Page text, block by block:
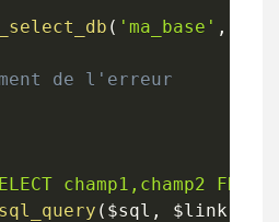
( 'ma_base' ,
de l'erreur
champ1,champ2
( $sql , $link